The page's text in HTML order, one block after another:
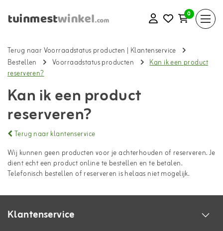
0
Terug naar Voorraadstatus producten | Klantenservice
Bestellen
Voorraadstatus producten
Kan ik een product
reserveren?
Kan ik een product
reserveren?
Terug naar klantenservice
Wij kunnen geen producten voor je achterhouden of reserveren. Je
dient echt een product online te bestellen en te betalen.
Telefonisch bestellen of reserveren is helaas niet mogelijk.
Klantenservice